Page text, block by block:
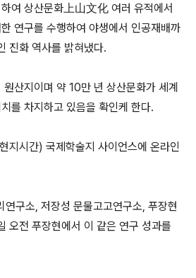
여 상산문화上山文化 여러 유적에서
연구를 수행하여 야생에서 인공재배까
진화 역사를 밝혀냈다.
산지이며 약 10만 년 상산문화가 세계
를 차지하고 있음을 확인케 한다.
지시간) 국제학술지 사이언스에 온라인
연구소, 저장성 문물고고연구소, 푸장현
오전 푸장현에서 이 같은 연구 성과를